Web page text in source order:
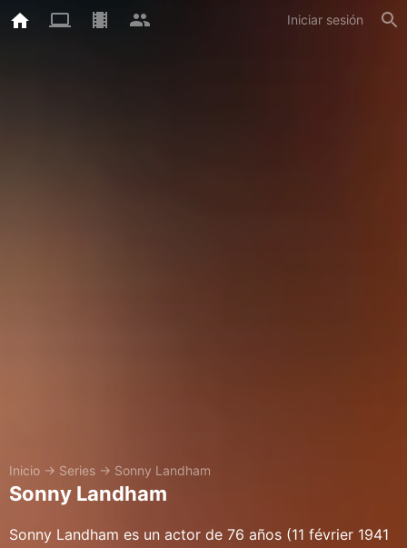
Iniciar sesión
Inicio → Series → Sonny Landham
Sonny Landham
Sonny Landham es un actor de 76 años (11 février 1941